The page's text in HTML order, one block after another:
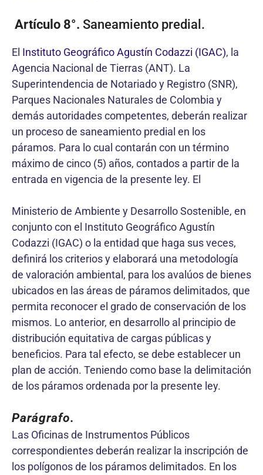
Artículo 8°. Saneamiento predial.
El Instituto Geográfico Agustín Codazzi (IGAC), la
Agencia Nacional de Tierras (ANT). La
Superintendencia de Notariado y Registro (SNR),
Parques Nacionales Naturales de Colombia y
demás autoridades competentes, deberán realizar
un proceso de saneamiento predial en los
páramos. Para lo cual contarán con un término
máximo de cinco (5) años, contados a partir de la
entrada en vigencia de la presente ley. El
Ministerio de Ambiente y Desarrollo Sostenible, en
conjunto con el Instituto Geográfico Agustín
Codazzi (IGAC) o la entidad que haga sus veces,
definirá los criterios y elaborará una metodología
de valoración ambiental, para los avalúos de bienes
ubicados en las áreas de páramos delimitados, que
permita reconocer el grado de conservación de los
mismos. Lo anterior, en desarrollo al principio de
distribución equitativa de cargas públicas y
beneficios. Para tal efecto, se debe establecer un
plan de acción. Teniendo como base la delimitación
de los páramos ordenada por la presente ley.
Parágrafo.
Las Oficinas de Instrumentos Públicos
correspondientes deberán realizar la inscripción de
los polígonos de los páramos delimitados. En los